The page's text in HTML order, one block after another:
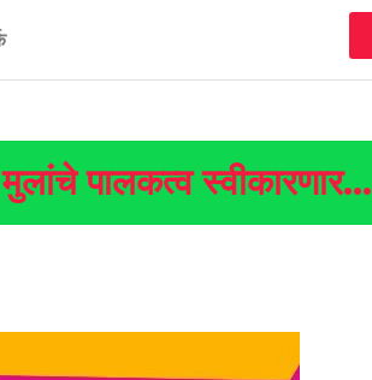
पालकत्व स्वीकारणार…